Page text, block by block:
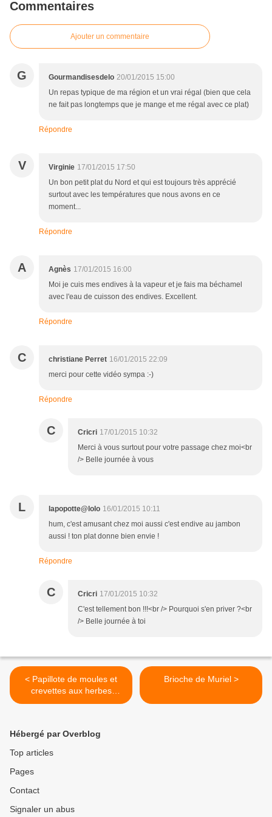
Commentaires
Ajouter un commentaire
G Gourmandisesdelo 20/01/2015 15:00
Un repas typique de ma région et un vrai régal (bien que cela
ne fait pas longtemps que je mange et me régal avec ce plat)
Répondre
V Virginie 17/01/2015 17:50
Un bon petit plat du Nord et qui est toujours très apprécié
surtout avec les températures que nous avons en ce
moment...
Répondre
A Agnès 17/01/2015 16:00
Moi je cuis mes endives à la vapeur et je fais ma béchamel
avec l'eau de cuisson des endives. Excellent.
Répondre
C christiane Perret 16/01/2015 22:09
merci pour cette vidéo sympa :-)
Répondre
C Cricri 17/01/2015 10:32
Merci à vous surtout pour votre passage chez moi<br
/> Belle journée à vous
L lapopotte@lolo 16/01/2015 10:11
hum, c'est amusant chez moi aussi c'est endive au jambon
aussi ! ton plat donne bien envie !
Répondre
C Cricri 17/01/2015 10:32
C'est tellement bon !!!<br /> Pourquoi s'en priver ?<br
/> Belle journée à toi
< Papillote de moules et
crevettes aux herbes
fraîches #Sac Cuisson 2 en
Brioche de Muriel >
Hébergé par Overblog
Top articles
Pages
Contact
Signaler un abus